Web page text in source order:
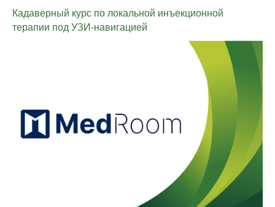
Кадаверный курс по локальной инъекционной
терапии под УЗИ-навигацией